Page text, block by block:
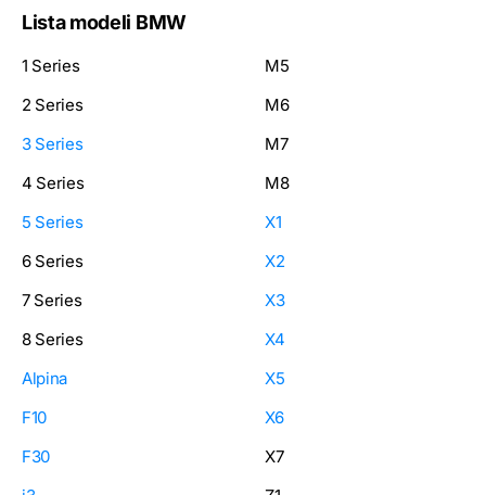
Lista modeli BMW
1 Series
2 Series
3 Series
4 Series
5 Series
6 Series
7 Series
8 Series
Alpina
F10
F30
M5
M6
M7
M8
X1
X2
X3
X4
X5
X6
X7